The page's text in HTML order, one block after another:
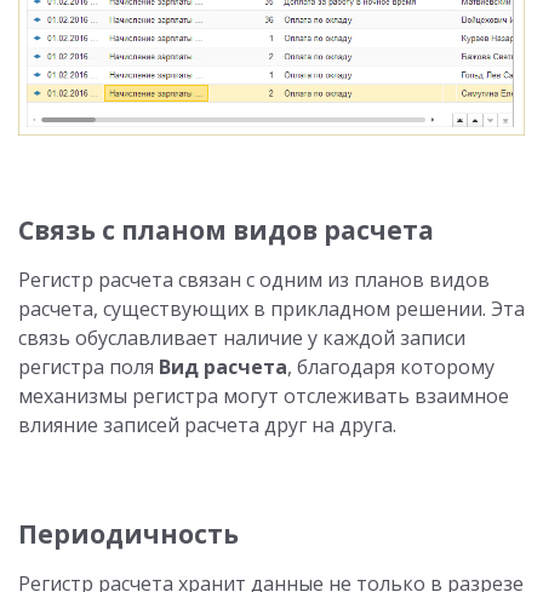
Связь с планом видов расчета
Регистр расчета связан с одним из планов видов
расчета, существующих в прикладном решении. Эта
связь обуславливает наличие у каждой записи
регистра поля Вид расчета, благодаря которому
механизмы регистра могут отслеживать взаимное
влияние записей расчета друг на друга.
Периодичность
Регистр расчета хранит данные не только в разрезе